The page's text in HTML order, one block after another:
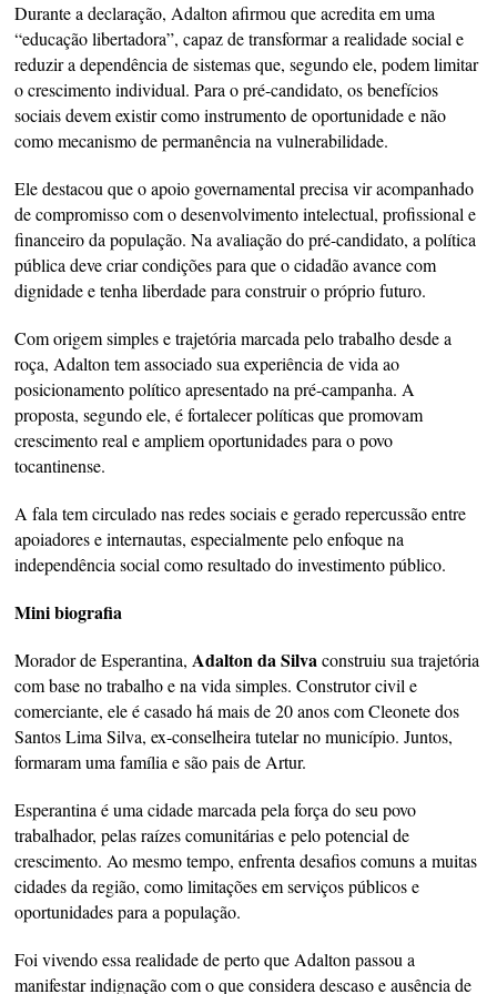
Durante a declaração, Adalton afirmou que acredita em uma
“educação libertadora”, capaz de transformar a realidade social e
reduzir a dependência de sistemas que, segundo ele, podem limitar
o crescimento individual. Para o pré-candidato, os benefícios
sociais devem existir como instrumento de oportunidade e não
como mecanismo de permanência na vulnerabilidade.
Ele destacou que o apoio governamental precisa vir acompanhado
de compromisso com o desenvolvimento intelectual, profissional e
financeiro da população. Na avaliação do pré-candidato, a política
pública deve criar condições para que o cidadão avance com
dignidade e tenha liberdade para construir o próprio futuro.
Com origem simples e trajetória marcada pelo trabalho desde a
roça, Adalton tem associado sua experiência de vida ao
posicionamento político apresentado na pré-campanha. A
proposta, segundo ele, é fortalecer políticas que promovam
crescimento real e ampliem oportunidades para o povo
tocantinense.
A fala tem circulado nas redes sociais e gerado repercussão entre
apoiadores e internautas, especialmente pelo enfoque na
independência social como resultado do investimento público.
Mini biografia
Morador de Esperantina, Adalton da Silvaconstruiu sua trajetória
com base no trabalho e na vida simples. Construtor civil e
comerciante, ele é casado há mais de 20 anos com Cleonete dos
Santos Lima Silva, ex-conselheira tutelar no município. Juntos,
formaram uma família e são pais de Artur.
Esperantina é uma cidade marcada pela força do seu povo
trabalhador, pelas raízes comunitárias e pelo potencial de
crescimento. Ao mesmo tempo, enfrenta desafios comuns a muitas
cidades da região, como limitações em serviços públicos e
oportunidades para a população.
Foi vivendo essa realidade de perto que Adalton passou a
manifestar indignação com o que considera descaso e ausência de